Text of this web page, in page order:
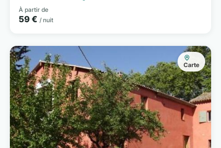
À partir de
59 € / nuit
Carte